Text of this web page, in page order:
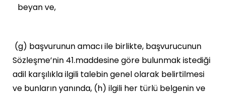
beyan ve,
(g) başvurunun amacı ile birlikte, başvurucunun
Sözleşme’nin 41.maddesine göre bulunmak istediği
adil karşılıkla ilgili talebin genel olarak belirtilmesi
ve bunların yanında, (h) ilgili her türlü belgenin ve